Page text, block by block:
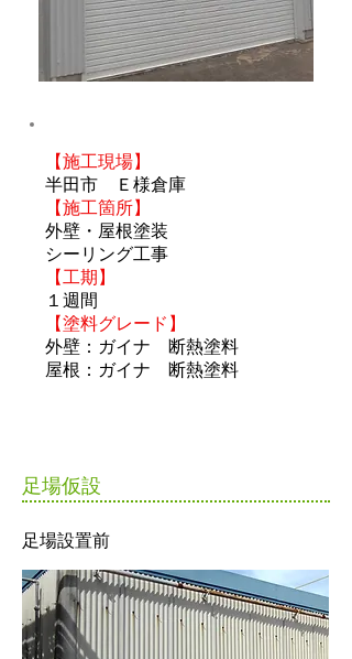
【施工現場】
半田市 Ｅ様倉庫
【施工箇所】
外壁・屋根塗装
​シーリング工事​
【工期】
１週間
【塗料グレード】
外壁：ガイナ 断熱塗料
​屋根：ガイナ 断熱塗料
​足場仮設
​足場設置前